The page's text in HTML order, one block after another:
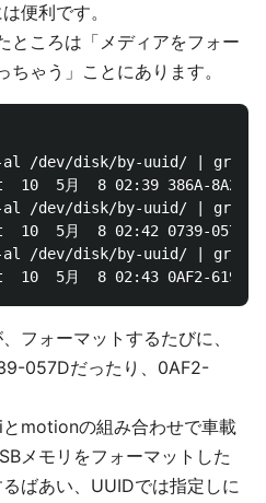
便利です。
ころは「メディアをフォー
ゃう」ことにあります。
-al /dev/disk/by-uuid/ | grep
10  5月  8 02:39 386A-
-al /dev/disk/by-uuid/ | grep
10  5月  8 02:42 0739-
-al /dev/disk/by-uuid/ | grep
フォーマットするたびに、
057Dだったり、0AF2-
motionの組み合わせで車載
メモリをフォーマットした
ばあい、UUIDでは指定しに